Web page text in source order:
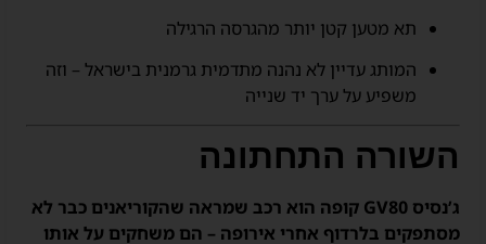
תא מטען קטן יותר מהגרסה הרגילה
המותג עדיין לא נהנה מתדמית גרמנית בישראל – וזה
משפיע על ערך יד שנייה
השורה התחתונה
ג’נסיס GV80 קופה הוא רכב שמראה שהקוריאנים כבר לא
מסתפקים בלרדוף אחרי אירופה – הם משחקים על אותו